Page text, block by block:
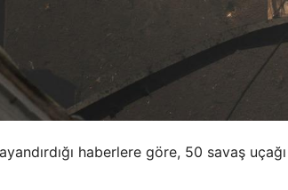
haberlere göre, 50 savaş